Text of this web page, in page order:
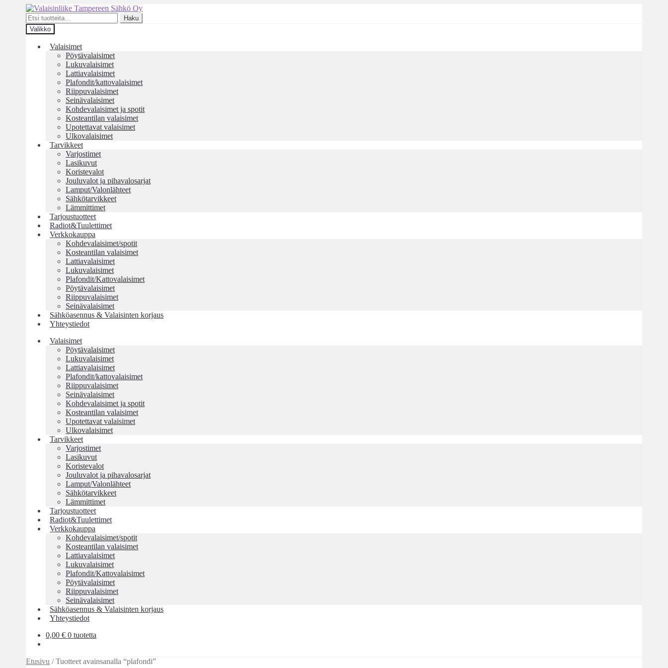
Siirry
navigointiin
Siirry
sisältöön
Etsi:
Haku
Valikko
Valaisimet
Pöytävalaisimet
Lukuvalaisimet
Lattiavalaisimet
Plafondit/kattovalaisimet
Riippuvalaisimet
Seinävalaisimet
Kohdevalaisimet ja spotit
Kosteantilan valaisimet
Upotettavat valaisimet
Ulkovalaisimet
Tarvikkeet
Varjostimet
Lasikuvut
Koristevalot
Jouluvalot ja pihavalosarjat
Lamput/Valonlähteet
Sähkötarvikkeet
Lämmittimet
Tarjoustuotteet
Radiot&Tuulettimet
Verkkokauppa
Kohdevalaisimet/spotit
Kosteantilan valaisimet
Lattiavalaisimet
Lukuvalaisimet
Plafondit/Kattovalaisimet
Pöytävalaisimet
Riippuvalaisimet
Seinävalaisimet
Sähköasennus & Valaisinten korjaus
Yhteystiedot
Valaisimet
Pöytävalaisimet
Lukuvalaisimet
Lattiavalaisimet
Plafondit/kattovalaisimet
Riippuvalaisimet
Seinävalaisimet
Kohdevalaisimet ja spotit
Kosteantilan valaisimet
Upotettavat valaisimet
Ulkovalaisimet
Tarvikkeet
Varjostimet
Lasikuvut
Koristevalot
Jouluvalot ja pihavalosarjat
Lamput/Valonlähteet
Sähkötarvikkeet
Lämmittimet
Tarjoustuotteet
Radiot&Tuulettimet
Verkkokauppa
Kohdevalaisimet/spotit
Kosteantilan valaisimet
Lattiavalaisimet
Lukuvalaisimet
Plafondit/Kattovalaisimet
Pöytävalaisimet
Riippuvalaisimet
Seinävalaisimet
Sähköasennus & Valaisinten korjaus
Yhteystiedot
0,00 € 0 tuotetta
Etusivu /Tuotteet avainsanalla “plafondi”